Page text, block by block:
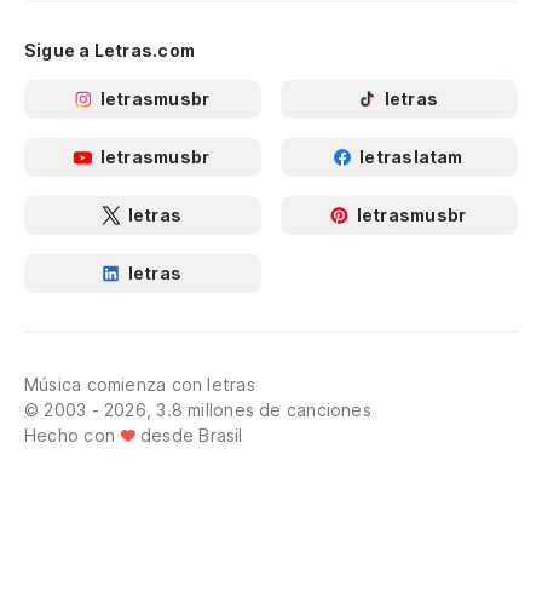
Sigue a Letras.com
letrasmusbr letras
letrasmusbr letraslatam
letras letrasmusbr
letras
Música comienza con letras
© 2003 - 2026, 3.8 millones de canciones
Hecho con
desde Brasil